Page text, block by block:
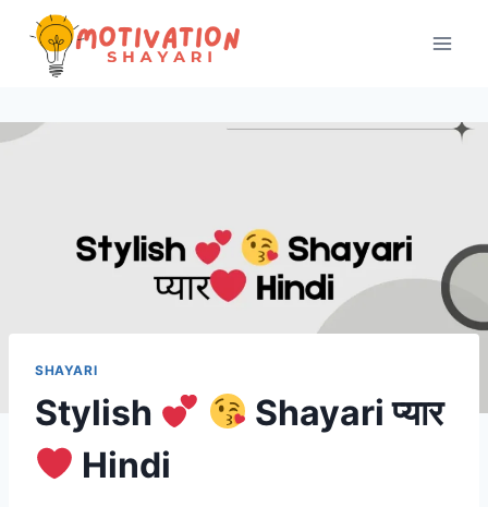
content
SHAYARI
Stylish
Shayari प्यार
Hindi